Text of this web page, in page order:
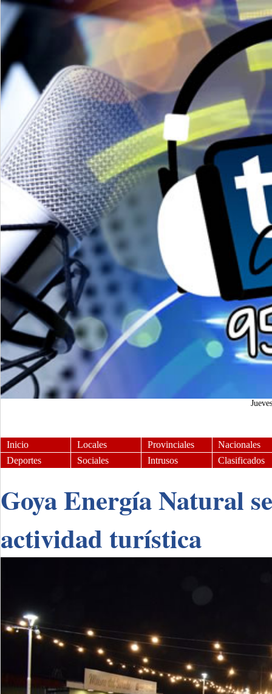
Inicio Locales Provinciales
Nacionales
Deportes
Sociales Intrusos Clasificados
Goya Energía Natural
actividad turística